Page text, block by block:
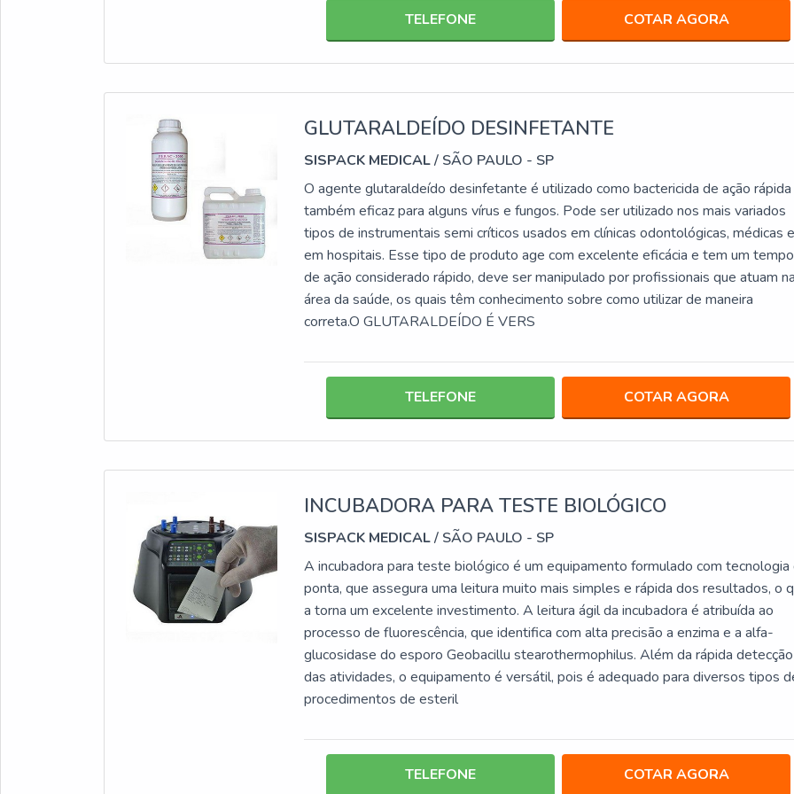
TELEFONE COTAR AGORA
GLUTARALDEÍDO DESINFETANTE
SISPACK MEDICAL/ SÃO PAULO - SP
O agente glutaraldeído desinfetante é utilizado como bactericida de ação rápida
também eficaz para alguns vírus e fungos. Pode ser utilizado nos mais variados
tipos de instrumentais semi críticos usados em clínicas odontológicas, médicas e
em hospitais. Esse tipo de produto age com excelente eficácia e tem um tempo
de ação considerado rápido, deve ser manipulado por profissionais que atuam na
área da saúde, os quais têm conhecimento sobre como utilizar de maneira
correta.O GLUTARALDEÍDO É VERS
TELEFONE COTAR AGORA
INCUBADORA PARA TESTE BIOLÓGICO
SISPACK MEDICAL/ SÃO PAULO - SP
A incubadora para teste biológico é um equipamento formulado com tecnologia
ponta, que assegura uma leitura muito mais simples e rápida dos resultados, o
a torna um excelente investimento. A leitura ágil da incubadora é atribuída ao
processo de fluorescência, que identifica com alta precisão a enzima e a alfa-
glucosidase do esporo Geobacillu stearothermophilus. Além da rápida detecção
das atividades, o equipamento é versátil, pois é adequado para diversos tipos
procedimentos de esteril
TELEFONE COTAR AGORA